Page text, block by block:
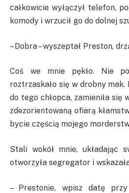
całkowicie wyłączył telefon,
komody i wrzucił go do dolnej
– Dobra – wyszeptał Preston,
Coś we mnie pękło. Nie
roztrzaskało się w drobny mak.
do tego chłopca, zamieniła się
zdezorientowaną ofiarą
bycie częścią mojego
Stali wokół mnie, układając
otworzyła segregator i
– Prestonie, wpisz datę